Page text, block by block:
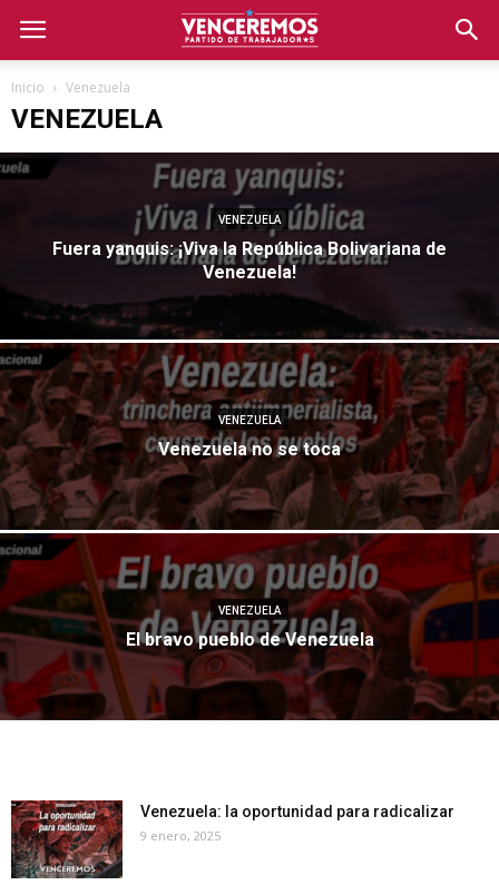
Inicio Venezuela
VENEZUELA
VENEZUELA
Fuera yanquis: ¡Viva la República Bolivariana de
Venezuela!
VENEZUELA
Venezuela no se toca
VENEZUELA
El bravo pueblo de Venezuela
Venezuela: la oportunidad para radicalizar
9 enero, 2025